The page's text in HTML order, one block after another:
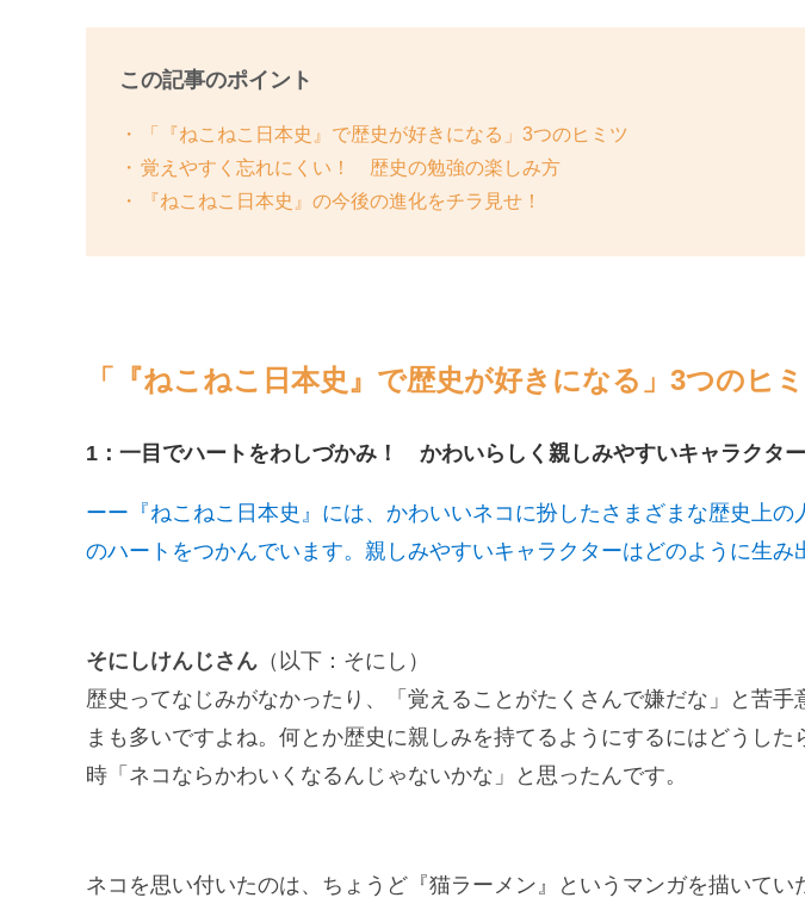
この記事のポイント
「『ねこねこ日本史』で歴史が好きになる」3つのヒミツ
覚えやすく忘れにくい！ 歴史の勉強の楽しみ方
『ねこねこ日本史』の今後の進化をチラ見せ！
「『ねこねこ日本史』で歴史が好きになる」3つのヒ
1：一目でハートをわしづかみ！ かわいらしく親しみやすいキャラクター
ーー『ねこねこ日本史』には、かわいいネコに扮したさまざまな歴史上の
のハートをつかんでいます。親しみやすいキャラクターはどのように生み
そにしけんじさん （以下：そにし）
歴史ってなじみがなかったり、「覚えることがたくさんで嫌だな」と苦手
まも多いですよね。何とか歴史に親しみを持てるようにするにはどうし
時「ネコならかわいくなるんじゃないかな」と思ったんです。
ネコを思い付いたのは、ちょうど『猫ラーメン』というマンガを描いてい